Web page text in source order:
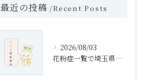
最近の投稿 Recent Posts
2026/08/03
花粉症一覧で埼玉県ふじみ野市富士見台の症状傾向と今日の対策を徹底解説